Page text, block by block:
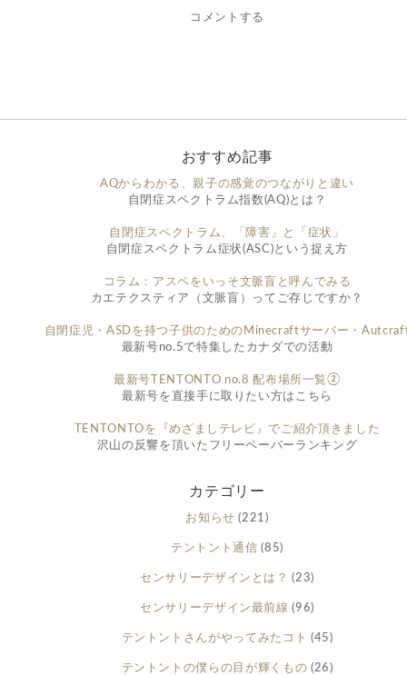
コメントする
おすすめ記事
AQからわかる、親子の感覚のつながりと違い
自閉症スペクトラム指数(AQ)とは？
自閉症スペクトラム、「障害」と「症状」
自閉症スペクトラム症状(ASC)という捉え方
コラム：アスペをいっそ文脈盲と呼んでみる
カエテクスティア（文脈盲）ってご存じですか？
自閉症児・ASDを持つ子供のためのMinecraftサーバー・
最新号no.5で特集したカナダでの活動
最新号TENTONTO no.8 配布場所一覧②
最新号を直接手に取りたい方はこちら
TENTONTOを『めざましテレビ』でご紹介頂きました
沢山の反響を頂いたフリーペーパーランキング
カテゴリー
お知らせ (221)
テントント通信 (85)
センサリーデザインとは？ (23)
センサリーデザイン最前線 (96)
テントントさんがやってみたコト (45)
テントントの僕らの目が輝くもの (26)